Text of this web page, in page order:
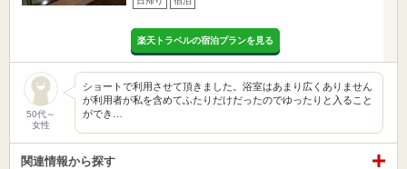
楽天トラベルの宿泊プランを見る
50代～
女性
ショートで利用させて頂きました。浴室はあまり広くありません
が利用者が私を含めてふたりだけだったのでゆったりと入ること
ができ…
関連情報から探す